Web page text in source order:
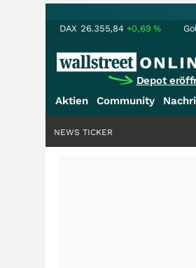
DAX 26.355,84 +0,69%
Depot
Aktien Community
NEWS TICKER